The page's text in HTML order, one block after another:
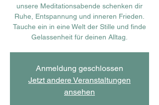
unsere Meditationsabende schenken dir
Ruhe, Entspannung und inneren Frieden.
Tauche ein in eine Welt der Stille und finde
Gelassenheit für deinen Alltag.
Anmeldung geschlossen
Jetzt andere Veranstaltungen
ansehen